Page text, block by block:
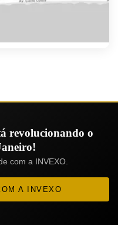
revolucionando o
com a INVEXO.
A INVEXO